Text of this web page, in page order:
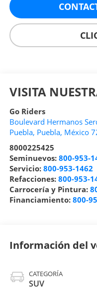
VISITA
Go Riders
Boulevard Hermanos
Puebla, Puebla, México
8000225425
Seminuevos: 800-953-
Servicio: 800-953-1462
Refacciones: 800-953-
Carrocería y Pintura:
Financiamiento: 800-
Información del
CATEGORÍA
SUV